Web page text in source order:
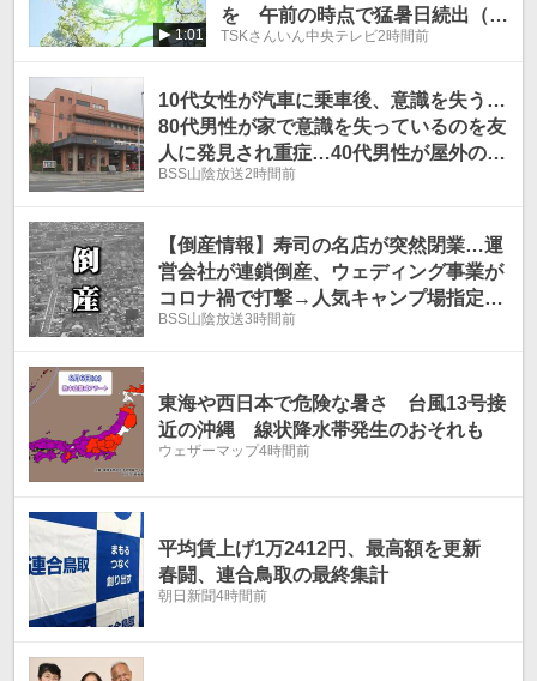
1:01
を 午前の時点で猛暑日続出（鳥
取）
TSKさんいん中央テレビ2時間前
10代女性が汽車に乗車後、意識を失う…
80代男性が家で意識を失っているのを友
人に発見され重症…40代男性が屋外の仕
事場で作業中に頭痛・嘔気…熱中症疑い
BSS山陰放送2時間前
【倒産情報】寿司の名店が突然閉業…運
営会社が連鎖倒産、ウェディング事業が
コロナ禍で打撃→人気キャンプ場指定管
理で業績回復図るも関連5社に破産開始
BSS山陰放送3時間前
東海や西日本で危険な暑さ 台風13号接
近の沖縄 線状降水帯発生のおそれも
ウェザーマップ4時間前
平均賃上げ1万2412円、最高額を更新
春闘、連合鳥取の最終集計
朝日新聞4時間前